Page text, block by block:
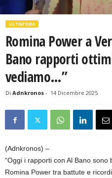
ULTIM'ORA
Romina Power a
Bano rapporti
vediamo…”
Di Adnkronos - 14 Dicembre 2025
(Adnkronos) –
“Oggi i rapporti con Al Bano sono
Romina Power tra battute e